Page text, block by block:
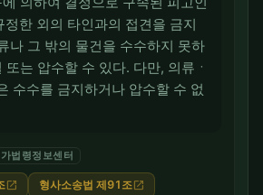
정한 외의 타인과의 접견을 금지
나 그 밖의 물건을 수수하지 못하
또는 압수할 수 있다. 다만, 의류ㆍ
수수를 금지하거나 압수할 수 없
법령정보센터
open_in_new 형사소송법 제91조 open_in_new